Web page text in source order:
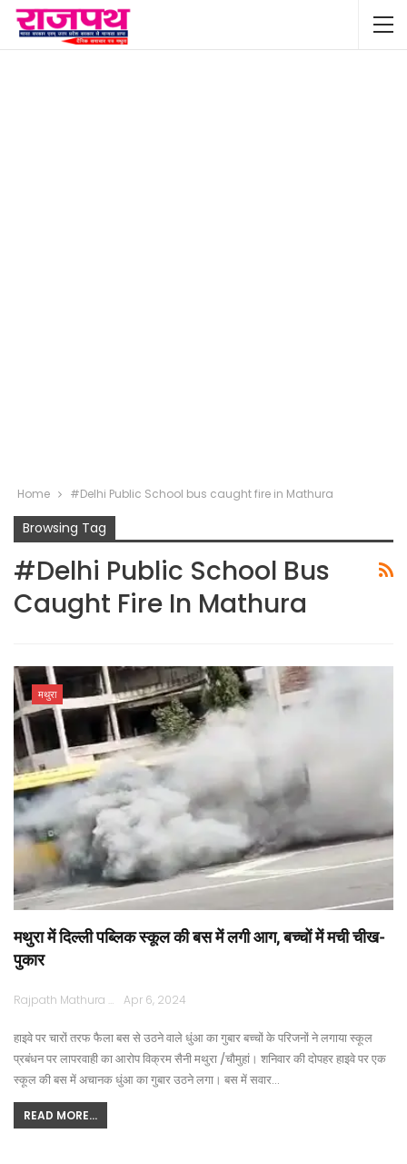
Home #Delhi Public School bus caught fire in Mathura
Browsing Tag
#Delhi Public School Bus
Caught Fire In Mathura
मथुरा
मथुरा में दिल्ली पब्लिक स्कूल की बस में लगी आग, बच्चों में मची चीख-
पुकार
Rajpath Mathura Apr 6, 2024
हाइवे पर चारों तरफ फैला बस से उठने वाले धुंआ का गुबार बच्चों के परिजनों ने लगाया स्कूल
प्रबंधन पर लापरवाही का आरोप विक्रम सैनी मथुरा /चौमुहां। शनिवार की दोपहर हाइवे पर एक
स्कूल की बस में अचानक धुंआ का गुबार उठने लगा। बस में सवार…
READ MORE...